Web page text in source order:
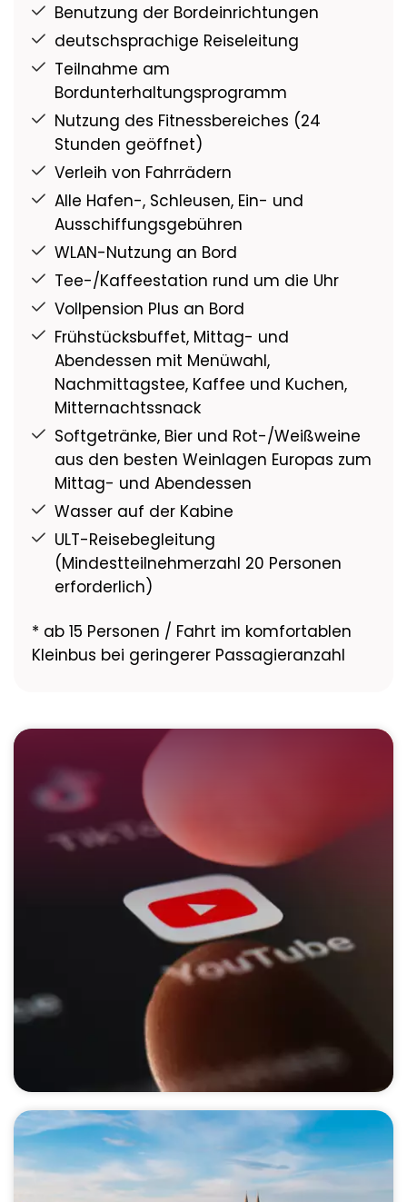
Tiefgang: 1,5m
Decks: 4
Kabinen/Suiten: 62/8
Max. Passagiere:140
Besatzung: ca. 40
Geschwindigkeit: 25 km/h
Benutzung der Bordeinrichtungen
deutschsprachige Reiseleitung
Teilnahme am
Bordunterhaltungsprogramm
Nutzung des Fitnessbereiches (24
Stunden geöffnet)
Verleih von Fahrrädern
Alle Hafen-, Schleusen, Ein- und
Ausschiffungsgebühren
WLAN-Nutzung an Bord
Tee-/Kaffeestation rund um die Uhr
Vollpension Plus an Bord
Frühstücksbuffet, Mittag- und
Abendessen mit Menüwahl,
Nachmittagstee, Kaffee und Kuchen,
Mitternachtssnack
Softgetränke, Bier und Rot-/Weißweine
aus den besten Weinlagen Europas zum
Mittag- und Abendessen
Wasser auf der Kabine
ULT-Reisebegleitung
(Mindestteilnehmerzahl 20 Personen
erforderlich)
* ab 15 Personen / Fahrt im komfortablen
Kleinbus bei geringerer Passagieranzahl